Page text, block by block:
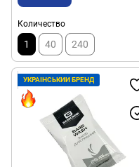
Количество
1 40 240
УКРАЇНСЬКИЙ БРЕНД